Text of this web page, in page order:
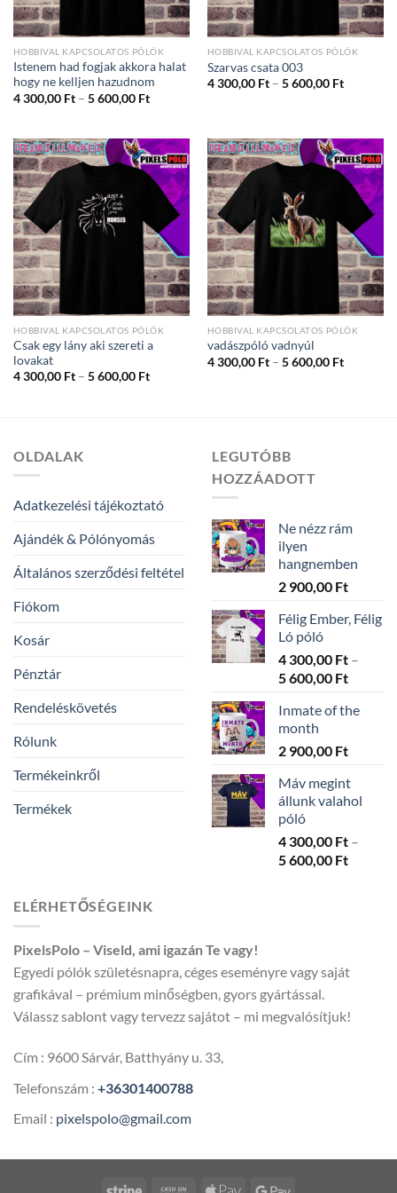
HOBBIVAL KAPCSOLATOS PÓLÓK
Istenem had fogjak akkora halat
hogy ne kelljen hazudnom
4 300,00 Ft – 5 600,00 FtÁrtartomány:
5
600,00 Ft
HOBBIVAL KAPCSOLATOS PÓLÓK
Szarvas csata 003
4 300,00 Ft – 5 600,00 Ft
600,00 Ft
HOBBIVAL KAPCSOLATOS PÓLÓK
Csak egy lány aki szereti a
lovakat
4 300,00 Ft – 5 600,00 FtÁrtartomány:
HOBBIVAL KAPCSOLATOS PÓLÓK
vadászpóló vadnyúl
4 300,00 Ft – 5 600,00 Ft
OLDALAK
Adatkezelési tájékoztató
Ajándék & Pólónyomás
Általános szerződési feltétel
Fiókom
Kosár
Pénztár
Rendeléskövetés
Rólunk
Termékeinkről
Termékek
LEGUTÓBB
HOZZÁADOTT
Ne nézz rám
ilyen
hangnemben
2 900,00 Ft
Félig Ember, Félig
Ló póló
4 300,00 Ft –
5 600,00 Ft
300,00
5
Inmate of the
month
2 900,00 Ft
Máv megint
állunk valahol
póló
4 300,00 Ft –
5 600,00 Ft
ELÉRHETŐSÉGEINK
PixelsPolo – Viseld, ami igazán Te vagy!
Egyedi pólók születésnapra, céges eseményre vagy saját
grafikával – prémium minőségben, gyors gyártással.
Válassz sablont vagy tervezz sajátot – mi megvalósítjuk!
Cím : 9600 Sárvár, Batthyány u. 33,
Telefonszám : +36301400788
Email : pixelspolo@gmail.com